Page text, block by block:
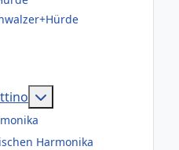
Harmonika